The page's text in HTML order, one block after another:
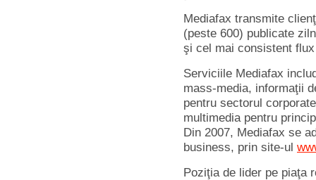
Mediafax transmite
(peste 600) publicate
şi cel mai consistent
Serviciile Mediafax
mass-media, informaţii
pentru sectorul
multimedia pentru
Din 2007, Mediafax se
business, prin site-ul
Poziţia de lider pe piaţa